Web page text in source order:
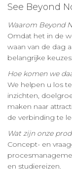
See Beyond
Waarom Beyond
Omdat het in de
waan van de dag
belangrijke
Hoe komen we
We helpen u los
inzichten,
maken naar
de verbinding te
Wat zijn onze
Concept- en
en studiereizen.